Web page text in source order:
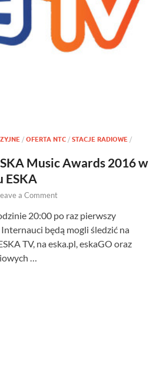
/ OFERTA NTC / STACJE RADIOWE /
Music Awards 2016 w
ESKA
a Comment
20:00 po raz pierwszy
będą mogli śledzić na
TV, na eska.pl, eskaGO oraz
…